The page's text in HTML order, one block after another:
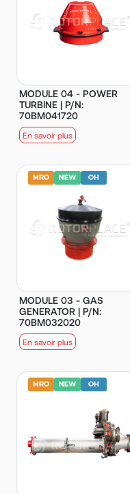
MODULE 04 - POWER
TURBINE | P/N:
70BM041720
En savoir plus
MODULE 03 - GAS
GENERATOR | P/N:
70BM032020
En savoir plus